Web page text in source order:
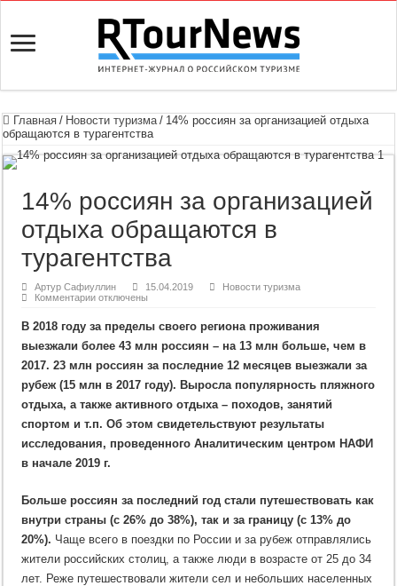
Главная / Новости туризма / 14% россиян за организацией отдыха
обращаются в турагентства
14% россиян за организацией
отдыха обращаются в
турагентства
Артур Сафиуллин 15.04.2019
Новости туризма
Комментариик
россиян
организацией
обращаются
в
турагентства
отключены
В 2018 году за пределы своего региона проживания
выезжали более 43 млн россиян – на 13 млн больше, чем в
2017. 23 млн россиян за последние 12 месяцев выезжали за
рубеж (15 млн в 2017 году). Выросла популярность пляжного
отдыха, а также активного отдыха – походов, занятий
спортом и т.п. Об этом свидетельствуют результаты
исследования, проведенного Аналитическим центром НАФИ
в начале 2019 г.
Больше россиян за последний год стали путешествовать как
внутри страны (с 26% до 38%), так и за границу (с 13% до
20%). Чаще всего в поездки по России и за рубеж отправлялись
жители российских столиц, а также люди в возрасте от 25 до 34
лет. Реже путешествовали жители сел и небольших населенных